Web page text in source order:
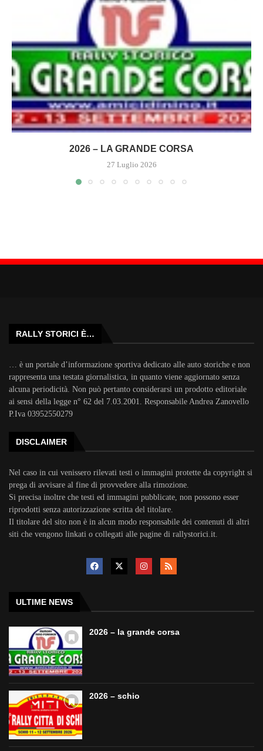
2026 – LA GRANDE CORSA
27 Luglio 2026
RALLY STORICI È…
… è un portale d’informazione sportiva dedicato alle auto storiche e non
rappresenta una testata giornalistica, in quanto viene aggiornato senza
alcuna periodicità. Non può pertanto considerarsi un prodotto editoriale
ai sensi della legge n° 62 del 7.03.2001. Responsabile Andrea Zanovello
P.Iva 03952550279
DISCLAIMER
Nel caso in cui venissero rilevati testi o immagini protette da copyright si
prega di avvisare al fine di provvedere alla rimozione.
Si precisa inoltre che testi ed immagini pubblicate, non possono esser
riprodotti senza autorizzazione scritta del titolare.
Il titolare del sito non è in alcun modo responsabile dei contenuti di altri
siti che vengono linkati o collegati alle pagine di rallystorici.it.
ULTIME NEWS
2026 – la grande corsa
2026 – schio